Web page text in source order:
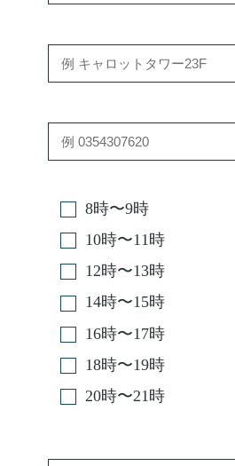
8時〜9時
10時〜11時
12時〜13時
14時〜15時
16時〜17時
18時〜19時
20時〜21時